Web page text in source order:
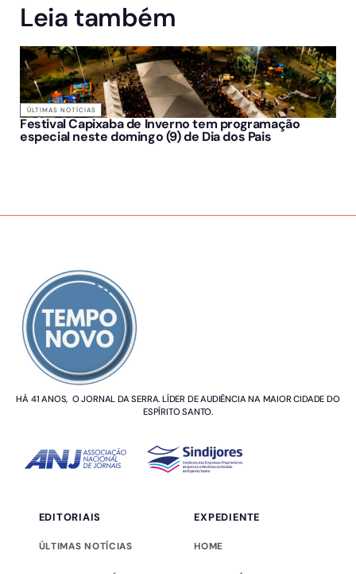
Leia também
ÚLTIMAS NOTÍCIAS
Festival Capixaba de Inverno tem programação
especial neste domingo (9) de Dia dos Pais
HÁ 41 ANOS, O JORNAL DA SERRA. LÍDER DE AUDIÊNCIA NA MAIOR CIDADE DO
ESPÍRITO SANTO.
EDITORIAIS
ÚLTIMAS NOTÍCIAS
EXPEDIENTE
HOME